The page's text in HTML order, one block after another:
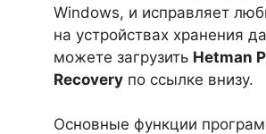
Windows, и исправляет
на устройствах хранения
можете загрузить Hetman
Recovery по ссылке внизу.
Основные функции